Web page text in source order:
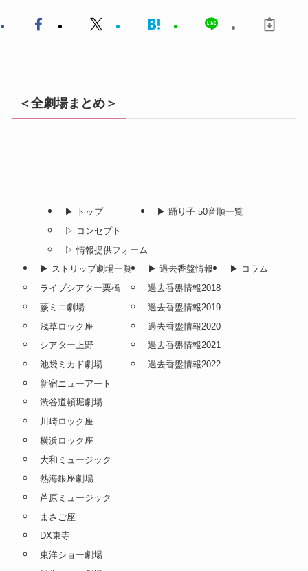
＜全劇場まとめ＞
▶︎ トップ
▷ コンセプト
▷ 情報提供フォーム
▶︎ 踊り子 50音順一覧
▶︎ ストリップ劇場一覧
ライブシアター栗橋
蕨ミニ劇場
浅草ロック座
シアター上野
池袋ミカド劇場
新宿ニューアート
渋谷道頓堀劇場
川崎ロック座
横浜ロック座
大和ミュージック
熱海銀座劇場
芦原ミュージック
まさご座
DX東寺
東洋ショー劇場
▶︎ 過去香盤情報
過去香盤情報2018
過去香盤情報2019
過去香盤情報2020
過去香盤情報2021
過去香盤情報2022
▶︎ コラム